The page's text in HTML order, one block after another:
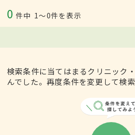
0 件中 1〜0件を表示
検索条件に当てはまるクリニック
んでした。再度条件を変更して検索